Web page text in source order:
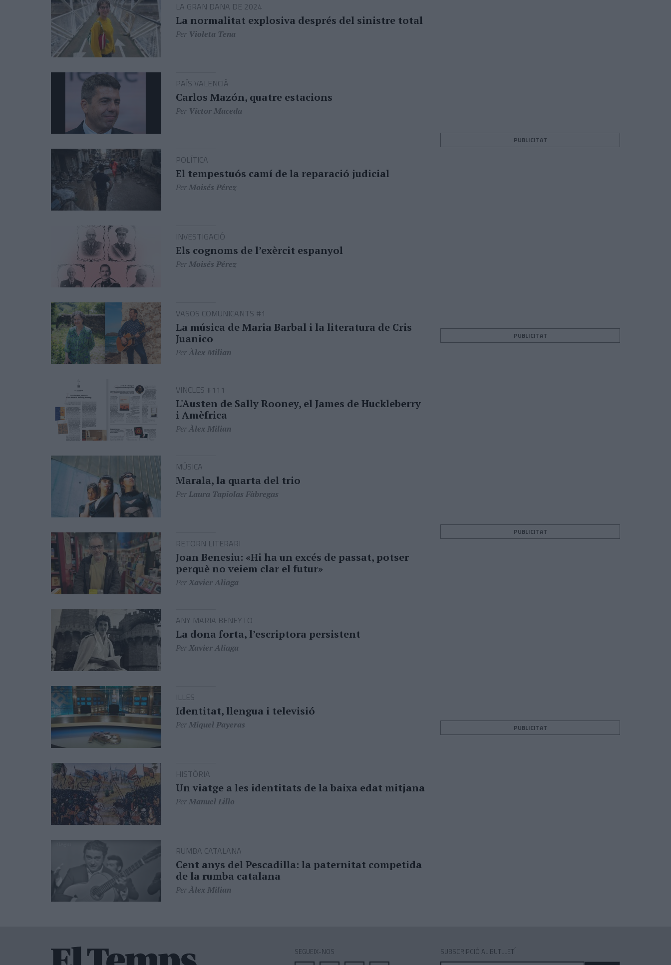
LA GRAN DANA DE 2024
La normalitat explosiva després del sinistre total
Per Violeta Tena
PAÍS VALENCIÀ
Carlos Mazón, quatre estacions
Per Víctor Maceda
POLÍTICA
El tempestuós camí de la reparació judicial
PerMoisés Pérez
INVESTIGACIÓ
Els cognoms de l’exèrcit espanyol
PerMoisés Pérez
VASOS COMUNICANTS #1
La música de Maria Barbal i la literatura de Cris
Juanico
PerÀlex Milian
VINCLES #111
L'Austen de Sally Rooney, el James de Huckleberry
i Amèfrica
PerÀlex Milian
MÚSICA
Marala, la quarta del trio
PerLaura Tapiolas Fàbregas
RETORN LITERARI
Joan Benesiu: «Hi ha un excés de passat, potser
perquè no veiem clar el futur»
PerXavier Aliaga
ANY MARIA BENEYTO
La dona forta, l’escriptora persistent
PerXavier Aliaga
ILLES
Identitat, llengua i televisió
PerMiquel Payeras
HISTÒRIA
Un viatge a les identitats de la baixa edat mitjana
PerManuel Lillo
RUMBA CATALANA
Cent anys del Pescadilla: la paternitat competida
de la rumba catalana
PerÀlex Milian
PUBLICITAT
PUBLICITAT
PUBLICITAT
PUBLICITAT
SEGUEIX-NOS SUBSCRIPCIÓ AL BUTLLETÍ